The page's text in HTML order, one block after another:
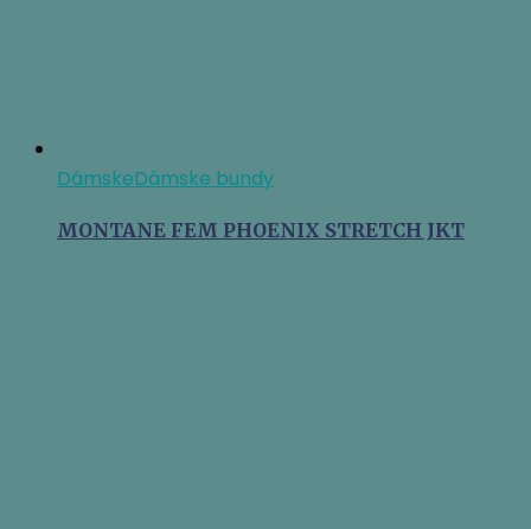
DámskeDámske bundy
MONTANE FEM PHOENIX STRETCH JKT